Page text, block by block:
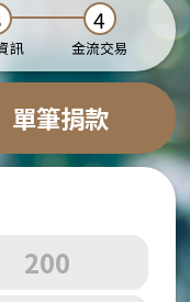
陪伴弱勢學
生活社會福利發展促
訊 金流交易
單筆捐款
200